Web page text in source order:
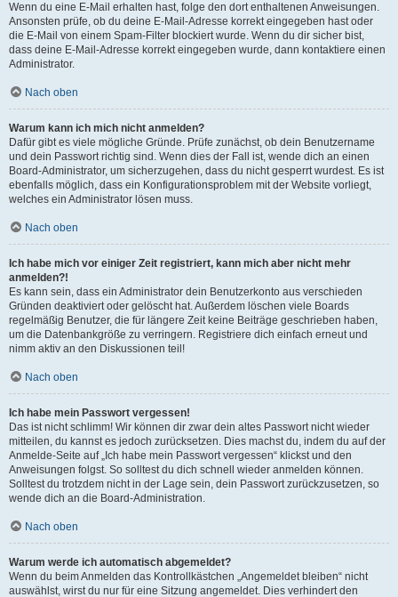
Wenn du eine E-Mail erhalten hast, folge den dort enthaltenen Anweisungen.
Ansonsten prüfe, ob du deine E-Mail-Adresse korrekt eingegeben hast oder
die E-Mail von einem Spam-Filter blockiert wurde. Wenn du dir sicher bist,
dass deine E-Mail-Adresse korrekt eingegeben wurde, dann kontaktiere einen
Administrator.
Nach oben
Warum kann ich mich nicht anmelden?
Dafür gibt es viele mögliche Gründe. Prüfe zunächst, ob dein Benutzername
und dein Passwort richtig sind. Wenn dies der Fall ist, wende dich an einen
Board-Administrator, um sicherzugehen, dass du nicht gesperrt wurdest. Es ist
ebenfalls möglich, dass ein Konfigurationsproblem mit der Website vorliegt,
welches ein Administrator lösen muss.
Nach oben
Ich habe mich vor einiger Zeit registriert, kann mich aber nicht mehr
anmelden?!
Es kann sein, dass ein Administrator dein Benutzerkonto aus verschieden
Gründen deaktiviert oder gelöscht hat. Außerdem löschen viele Boards
regelmäßig Benutzer, die für längere Zeit keine Beiträge geschrieben haben,
um die Datenbankgröße zu verringern. Registriere dich einfach erneut und
nimm aktiv an den Diskussionen teil!
Nach oben
Ich habe mein Passwort vergessen!
Das ist nicht schlimm! Wir können dir zwar dein altes Passwort nicht wieder
mitteilen, du kannst es jedoch zurücksetzen. Dies machst du, indem du auf der
Anmelde-Seite auf „Ich habe mein Passwort vergessen“ klickst und den
Anweisungen folgst. So solltest du dich schnell wieder anmelden können.
Solltest du trotzdem nicht in der Lage sein, dein Passwort zurückzusetzen, so
wende dich an die Board-Administration.
Nach oben
Warum werde ich automatisch abgemeldet?
Wenn du beim Anmelden das Kontrollkästchen „Angemeldet bleiben“ nicht
auswählst, wirst du nur für eine Sitzung angemeldet. Dies verhindert den